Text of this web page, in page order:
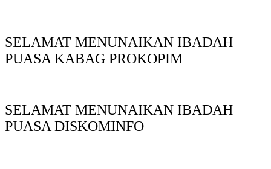
SELAMAT MENUNAIKAN IBADAH
PUASA KABAG PROKOPIM
SELAMAT MENUNAIKAN IBADAH
PUASA DISKOMINFO